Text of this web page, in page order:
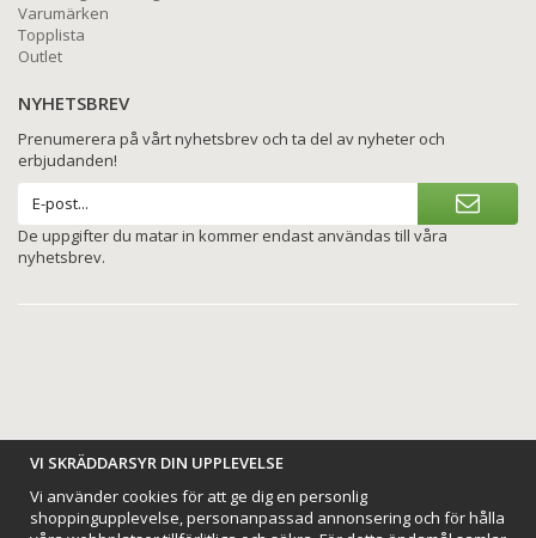
Varumärken
Topplista
Outlet
NYHETSBREV
Prenumerera på vårt nyhetsbrev och ta del av nyheter och
erbjudanden!
De uppgifter du matar in kommer endast användas till våra
nyhetsbrev.
BETALNINGSALTERNATIV
VI SKRÄDDARSYR DIN UPPLEVELSE
Vi använder cookies för att ge dig en personlig
shoppingupplevelse, personanpassad annonsering och för hålla